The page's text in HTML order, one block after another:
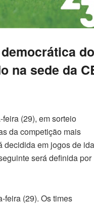
do
na sede da
(29), em sorteio
da competição mais
decidida em jogos de
será definida por
feira (29). Os times